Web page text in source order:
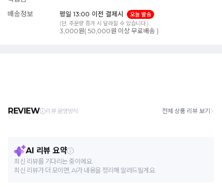
배송정보 평일 13:00 이전 결제시
오늘 발송
(단, 주문량 증가 시 달라질 수 있습니다.)
3,000원( 50,000원 이상 무료배송 )